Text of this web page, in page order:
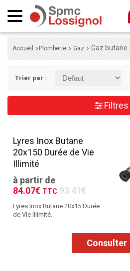
Accueil Plomberie Gaz Gaz butane
Trier par :
Filtres
Lyres Inox Butane
20x150 Durée de Vie
Illimité
à partir de
84.07€ TTC 93.41€
Lyres Inox Butane 20x15 Durée
de Vie Illimité.
Consulter